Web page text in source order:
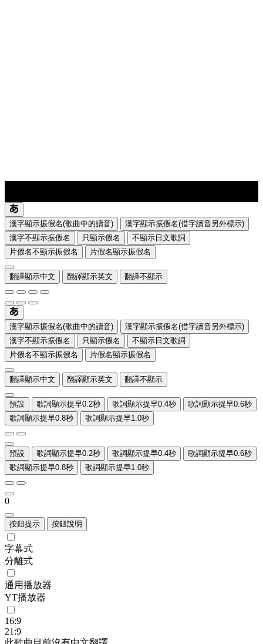
漢字顯示振假名(歌曲中的讀音)
漢字顯示振假名(借字讀音另外標示)
漢字不顯示振假名
只顯示假名
不顯示日文歌詞
片假名不顯示振假名
片假名顯示振假名
翻譯顯示中文 翻譯顯示英文 翻譯不顯示
漢字顯示振假名(歌曲中的讀音)
漢字顯示振假名(借字讀音另外標示)
漢字不顯示振假名
只顯示假名
不顯示日文歌詞
片假名不顯示振假名
片假名顯示振假名
翻譯顯示中文 翻譯顯示英文 翻譯不顯示
預設 歌詞顯示提早0.2秒 歌詞顯示提早0.4秒
歌詞顯示提早0.6秒
歌詞顯示提早0.8秒
歌詞顯示提早1.0秒
預設 歌詞顯示提早0.2秒 歌詞顯示提早0.4秒
歌詞顯示提早0.6秒
歌詞顯示提早0.8秒
歌詞顯示提早1.0秒
0
按鈕提示 按鈕說明
字幕式
分離式
通用播放器
YT播放器
16:9
21:9